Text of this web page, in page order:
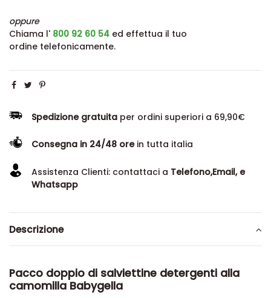
oppure
Chiama l' 800 92 60 54 ed effettua il tuo
ordine telefonicamente.
Spedizione gratuita per ordini superiori a 69,90€
Consegna in 24/48 orein tutta italia
Assistenza Clienti: contattaci a Telefono,Email, e
Whatsapp
Descrizione
Pacco doppio di salviettine detergenti alla
camomilla Babygella